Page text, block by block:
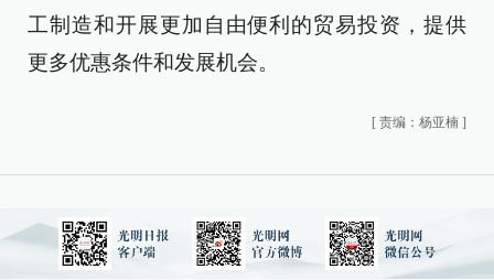
工制造和开展更加自由便利的贸易投资，提供
更多优惠条件和发展机会。
[ 责编：杨亚楠 ]